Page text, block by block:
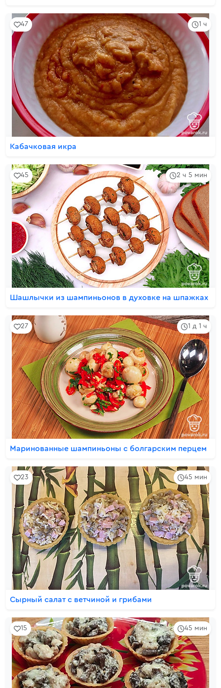
1 ч
47
Кабачковая икра
2 ч 5 мин
45
Шашлычки из шампиньонов в духовке на шпажках
1 д 1 ч
27
Маринованные шампиньоны с болгарским перцем
45 мин
23
Сырный салат с ветчиной и грибами
45 мин
15